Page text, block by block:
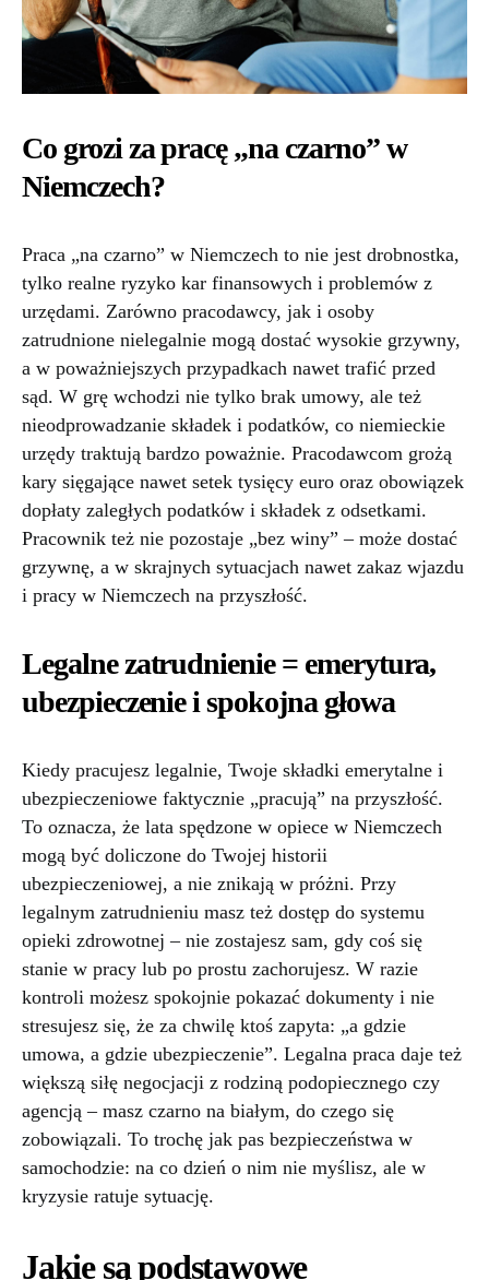
Co grozi za pracę „na czarno” w
Niemczech?
Praca „na czarno” w Niemczech to nie jest drobnostka,
tylko realne ryzyko kar finansowych i problemów z
urzędami. Zarówno pracodawcy, jak i osoby
zatrudnione nielegalnie mogą dostać wysokie grzywny,
a w poważniejszych przypadkach nawet trafić przed
sąd. W grę wchodzi nie tylko brak umowy, ale też
nieodprowadzanie składek i podatków, co niemieckie
urzędy traktują bardzo poważnie. Pracodawcom grożą
kary sięgające nawet setek tysięcy euro oraz obowiązek
dopłaty zaległych podatków i składek z odsetkami.
Pracownik też nie pozostaje „bez winy” – może dostać
grzywnę, a w skrajnych sytuacjach nawet zakaz wjazdu
i pracy w Niemczech na przyszłość.
Legalne zatrudnienie = emerytura,
ubezpieczenie i spokojna głowa
Kiedy pracujesz legalnie, Twoje składki emerytalne i
ubezpieczeniowe faktycznie „pracują” na przyszłość.
To oznacza, że lata spędzone w opiece w Niemczech
mogą być doliczone do Twojej historii
ubezpieczeniowej, a nie znikają w próżni. Przy
legalnym zatrudnieniu masz też dostęp do systemu
opieki zdrowotnej – nie zostajesz sam, gdy coś się
stanie w pracy lub po prostu zachorujesz. W razie
kontroli możesz spokojnie pokazać dokumenty i nie
stresujesz się, że za chwilę ktoś zapyta: „a gdzie
umowa, a gdzie ubezpieczenie”. Legalna praca daje też
większą siłę negocjacji z rodziną podopiecznego czy
agencją – masz czarno na białym, do czego się
zobowiązali. To trochę jak pas bezpieczeństwa w
samochodzie: na co dzień o nim nie myślisz, ale w
kryzysie ratuje sytuację.
Jakie są podstawowe